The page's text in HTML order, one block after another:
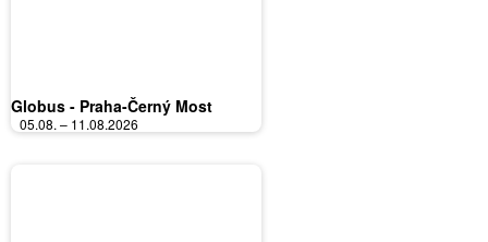
Globus - Praha-Černý Most
05.08. – 11.08.2026